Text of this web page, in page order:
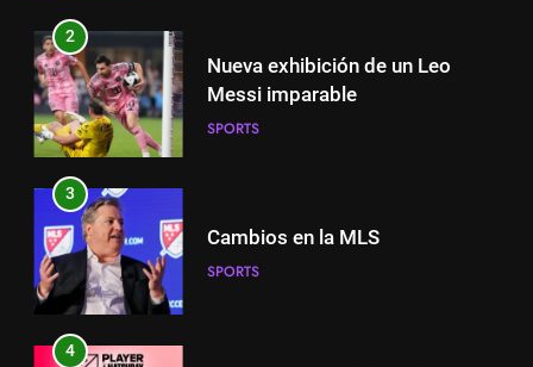
2
Nueva exhibición de un Leo
Messi imparable
SPORTS
3
Cambios en la MLS
SPORTS
4